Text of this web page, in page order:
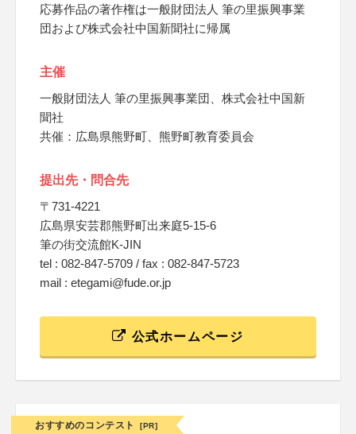
応募作品の著作権は一般財団法人 筆の里振興事業
団および株式会社中国新聞社に帰属
主催
一般財団法人 筆の里振興事業団、株式会社中国新
聞社
共催：広島県熊野町、熊野町教育委員会
提出先・問合先
〒731-4221
広島県安芸郡熊野町出来庭5-15-6
筆の街交流館K-JIN
tel : 082-847-5709 / fax : 082-847-5723
mail : etegami@fude.or.jp
公式ホームページ
おすすめのコンテスト [PR]